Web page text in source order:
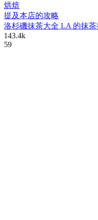
烘焙
提及本店的攻略
洛杉磯抹茶大全 LA 的抹
143.4k
59